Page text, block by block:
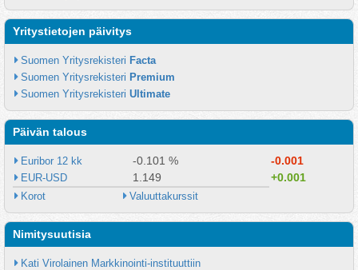
Yritystietojen päivitys
Suomen Yritysrekisteri Facta
Suomen Yritysrekisteri Premium
Suomen Yritysrekisteri Ultimate
Päivän talous
Euribor 12 kk -0.101 % -0.001
EUR-USD 1.149 +0.001
Korot Valuuttakurssit
Nimitysuutisia
Kati Virolainen Markkinointi-instituuttiin